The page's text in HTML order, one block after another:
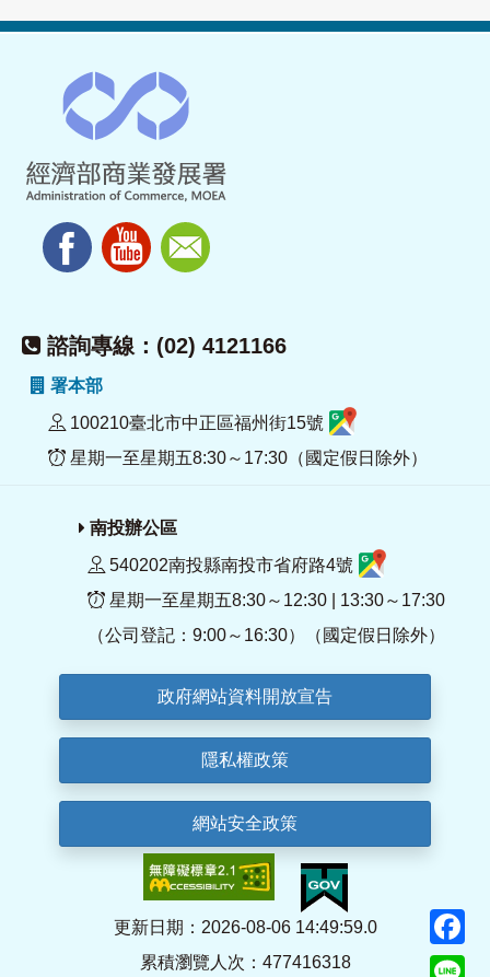
諮詢專線：(02) 4121166
署本部
100210臺北市中正區福州街15號
星期一至星期五8:30～17:30（國定假日除外）
南投辦公區
540202南投縣南投市省府路4號
星期一至星期五8:30～12:30 | 13:30～17:30
（公司登記：9:00～16:30）（國定假日除外）
政府網站資料開放宣告
隱私權政策
網站安全政策
更新日期：2026-08-06 14:49:59.0
累積瀏覽人次：477416318